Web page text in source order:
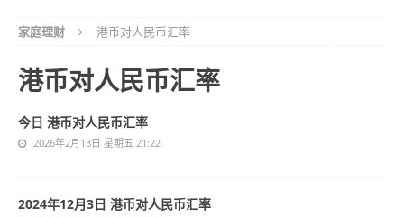
家庭理财 港币对人民币汇率
港币对人民币汇率
今日 港币对人民币汇率
2026年2月13日 星期五 21:22
2024年12月3日 港币对人民币汇率